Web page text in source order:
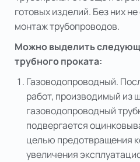
готовых изделий. Без них
монтаж трубопроводов.
Можно выделить
трубного проката:
Газоводопроводный.
работ, производимый из
газоводопроводный
подвергается
целью предотвращения
увеличения